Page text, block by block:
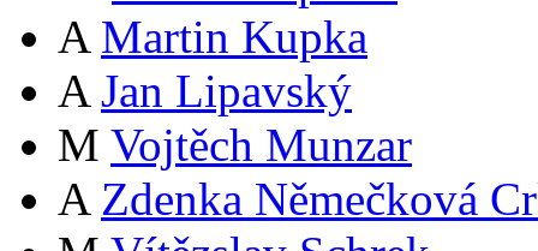
A Martin Kupka
A Jan Lipavský
M Vojtěch Munzar
A Zdenka Němečková